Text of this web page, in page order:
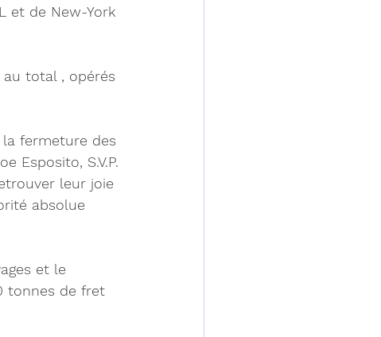
et de New-York
total , opérés
fermeture des
Esposito, S.V.P.
leur joie
absolue
et le
tonnes de fret